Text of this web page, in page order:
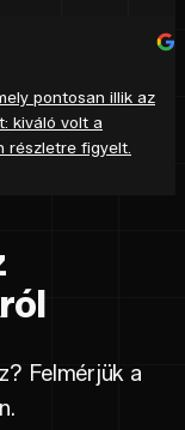
pontosan illik az
kiváló volt a
részletre figyelt.
Felmérjük a